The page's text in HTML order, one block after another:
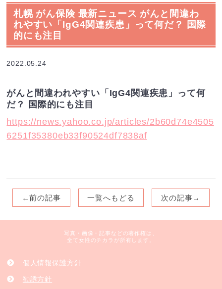
札幌 がん保険 最新ニュース がんと間違わ
れやすい「IgG4関連疾患」って何だ？ 国際
的にも注目
2022.05.24
がんと間違われやすい「IgG4関連疾患」って何
だ？ 国際的にも注目
https://news.yahoo.co.jp/articles/2b60d74e4505
6251f35380eb33f90524df7838af
←前の記事 一覧へもどる 次の記事→
写真・画像・記事などの著作権は、
全て女性のチカラが所有します。
個人情報保護方針
勧誘方針